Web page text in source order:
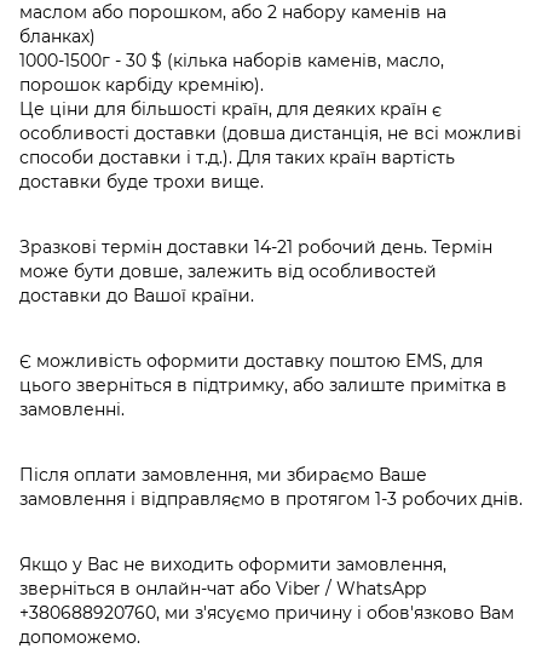
маслом або порошком, або 2 набору каменів на
бланках)
1000-1500г - 30 $ (кілька наборів каменів, масло,
порошок карбіду кремнію).
Це ціни для більшості країн, для деяких країн є
особливості доставки (довша дистанція, не всі можливі
способи доставки і т.д.). Для таких країн вартість
доставки буде трохи вище.
Зразкові термін доставки 14-21 робочий день. Термін
може бути довше, залежить від особливостей
доставки до Вашої країни.
Є можливість оформити доставку поштою EMS, для
цього зверніться в підтримку, або залиште примітка в
замовленні.
Після оплати замовлення, ми збираємо Ваше
замовлення і відправляємо в протягом 1-3 робочих днів.
Якщо у Вас не виходить оформити замовлення,
зверніться в онлайн-чат або Viber / WhatsApp
+380688920760, ми з'ясуємо причину і обов'язково Вам
допоможемо.